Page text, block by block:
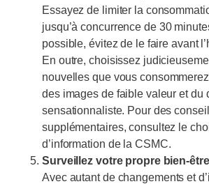
Essayez de limiter la
jusqu’à concurrence de 30
possible, évitez de le faire avant
En outre, choisissez
nouvelles que vous
des images de faible valeur et du
sensationnaliste. Pour des
supplémentaires, consultez le
d’information de la CSMC.
Surveillez votre propre bien-
Avec autant de changements et